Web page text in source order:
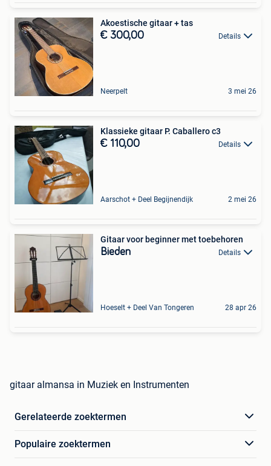
Akoestische gitaar + tas
€ 300,00 Details
Neerpelt 3 mei 26
Klassieke gitaar P. Caballero c3
€ 110,00 Details
Aarschot + Deel Begijnendijk 2 mei 26
Gitaar voor beginner met toebehoren
Bieden Details
Hoeselt + Deel Van Tongeren 28 apr 26
gitaar almansa in Muziek en Instrumenten
Gerelateerde zoektermen
Populaire zoektermen